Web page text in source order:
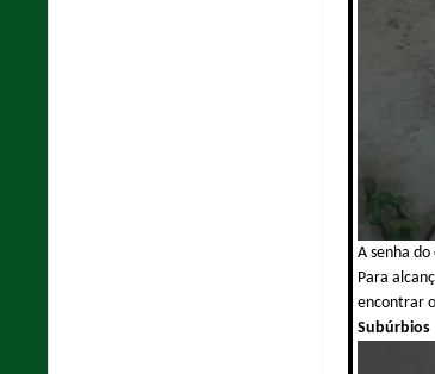
A senha
Para
encontrar
Subúrbios